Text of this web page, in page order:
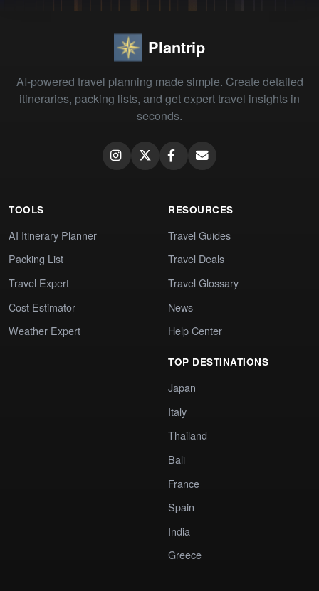
Plantrip
AI-powered travel planning made simple. Create detailed
itineraries, packing lists, and get expert travel insights in
seconds.
TOOLS
AI Itinerary Planner
Packing List
Travel Expert
Cost Estimator
Weather Expert
RESOURCES
Travel Guides
Travel Deals
Travel Glossary
News
Help Center
TOP DESTINATIONS
Japan
Italy
Thailand
Bali
France
Spain
India
Greece